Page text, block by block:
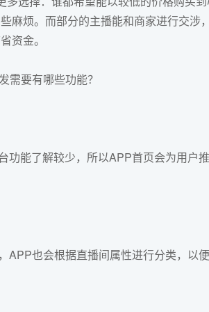
麻烦。而部分的主播能和商家进行交
资金。
需要有哪些功能？
能了解较少，所以APP首页会为用户
APP也会根据直播间属性进行分类，以